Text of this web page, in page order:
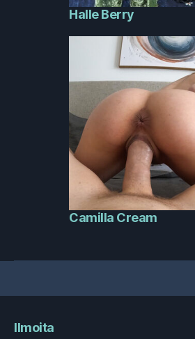
Halle Berry
Camilla Cream
Ilmoita